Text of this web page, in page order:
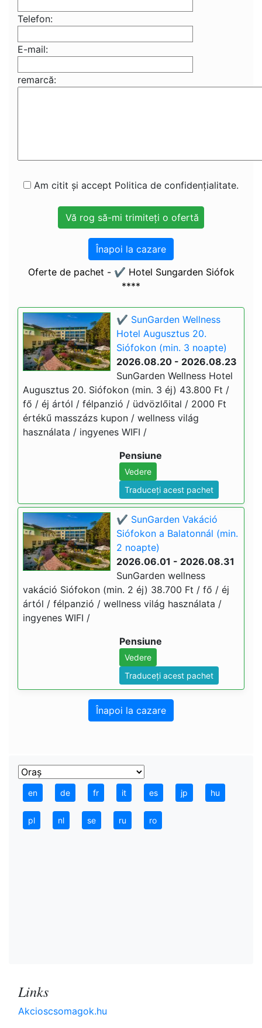
Telefon:
E-mail:
remarcă:
Am citit și accept Politica de confidențialitate.
Înapoi la cazare
Oferte de pachet - ✔️ Hotel Sungarden Siófok
****
✔️ SunGarden Wellness
Hotel Augusztus 20.
Siófokon (min. 3 noapte)
2026.08.20 - 2026.08.23
SunGarden Wellness Hotel
Augusztus 20. Siófokon (min. 3 éj) 43.800 Ft /
fő / éj ártól / félpanzió / üdvözlőital / 2000 Ft
értékű masszázs kupon / wellness világ
használata / ingyenes WIFI /
Pensiune
Vedere
Traduceți acest pachet
✔️ SunGarden Vakáció
Siófokon a Balatonnál (min.
2 noapte)
2026.06.01 - 2026.08.31
SunGarden wellness
vakáció Siófokon (min. 2 éj) 38.700 Ft / fő / éj
ártól / félpanzió / wellness világ használata /
ingyenes WIFI /
Pensiune
Vedere
Traduceți acest pachet
Înapoi la cazare
en de fr it es jp hu
pl nl se ru ro
Links
Akcioscsomagok.hu